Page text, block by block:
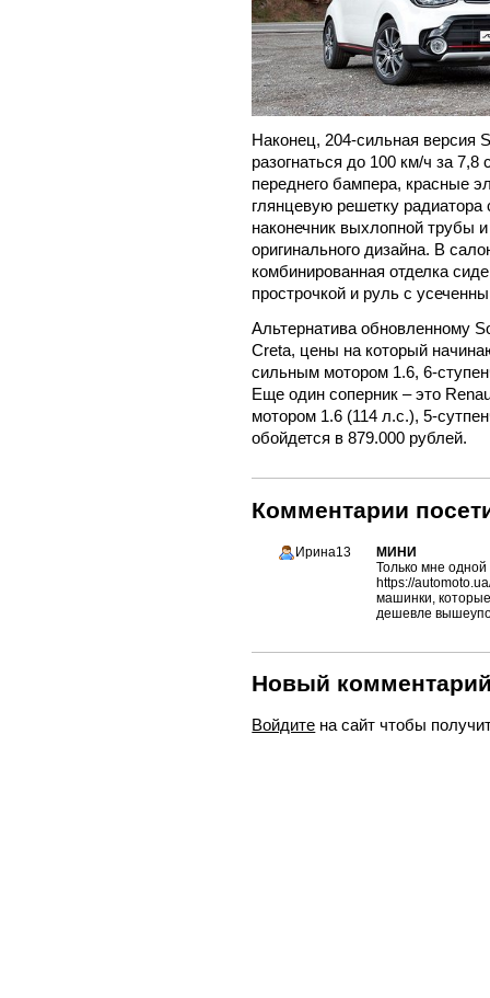
Наконец, 204-сильная версия
разогнаться до 100 км/ч за
переднего бампера, красные
глянцевую решетку
наконечник выхлопной трубы
оригинального дизайна. В
комбинированная отделка
прострочкой и руль с
Альтернатива обновленному
Creta, цены на который
сильным мотором 1.6, 6-
Еще один соперник – это
мотором 1.6 (114 л.с.), 5-
обойдется в 879.000 рублей.
Комментарии
Ирина13
МИНИ
Только мне
https://
машинки,
дешевле
Новый
Войдите на сайт чтобы